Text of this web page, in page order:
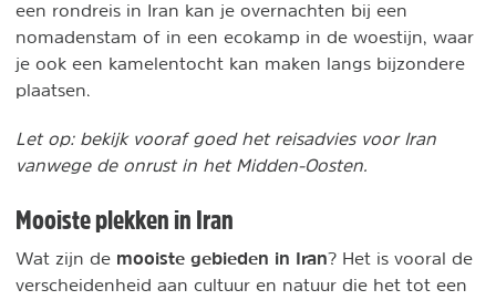
een rondreis in Iran kan je overnachten bij een
nomadenstam of in een ecokamp in de woestijn, waar
je ook een kamelentocht kan maken langs bijzondere
plaatsen.
Let op: bekijk vooraf goed het reisadvies voor Iran
vanwege de onrust in het Midden-Oosten.
Mooiste plekken in Iran
Wat zijn de mooiste gebieden in Iran? Het is vooral de
verscheidenheid aan cultuur en natuur die het tot een